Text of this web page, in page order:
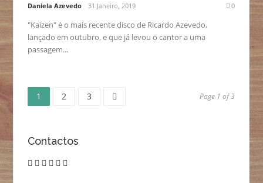
Daniela Azevedo 31 Janeiro, 2019 0
"Kaizen" é o mais recente disco de Ricardo Azevedo,
lançado em outubro, e que já levou o cantor a uma
passagem...
Navegação
artigos
Page
1 Page
2 Page
3 Page 1 of 3
Contactos
twitter
instagram
linkedin
vimeo
youtube
email